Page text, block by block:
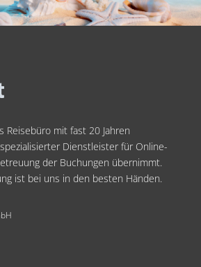
Reisebüro mit fast 20 Jahren
Dienstleister für Online-
der Buchungen übernimmt.
ist bei uns in den besten Händen.